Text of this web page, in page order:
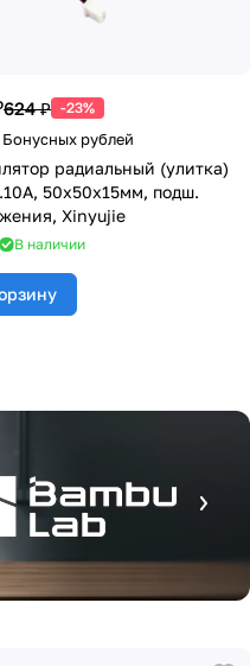
624 ₽ -23%
Бонусных рублей
радиальный (улитка)
50х50х15мм, подш.
Xinyujie
В наличии